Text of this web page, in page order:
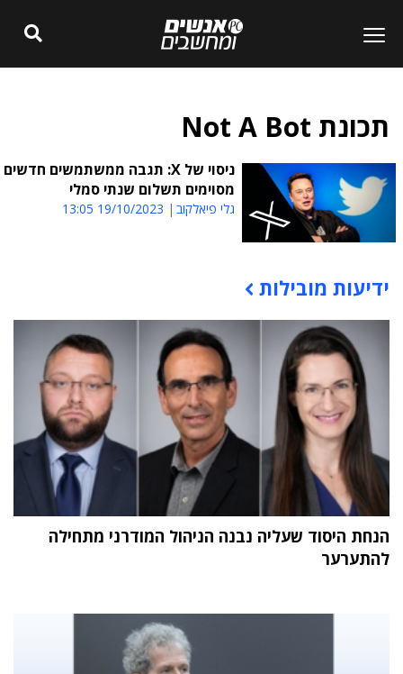
תכונת Not A Bot
ניסוי של X: תגבה ממשתמשים חדשים
מסוימים תשלום שנתי סמלי
גלי פיאלקוב 19/10/2023 13:05
תוכן פרסומי
ידיעות מובילות
הנחת היסוד שעליה נבנה הניהול המודרני מתחילה
להתערער